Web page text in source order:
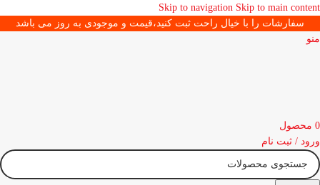
Skip to navigation Skip to main content
سفارشات را با خیال راحت ثبت کنید،قیمت و موجودی به روز می باشد
منو
0 محصول
ورود / ثبت نام